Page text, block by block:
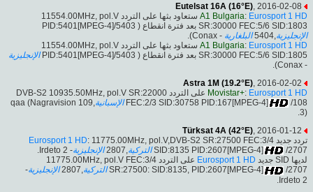
Eutelsat 16A (16°E) , 2016-02-08
A1 Bulgaria: Eurosport 1 HD
ستعاود بثها على التردد 11554.00MHz, pol.V
SR:30000 FEC:5/6 SID:1803 بعد فترة انقطاع ( PID:5401[MPEG-4]/5403
الإنجليزية
البلغارية - Conax).
A1 Bulgaria: Eurosport 1 HD
ستعاود بثها على التردد 11554.00MHz, pol.V
SR:30000 FEC:5/6 SID:1805 بعد فترة انقطاع ( PID:5401[MPEG-4]/5403
الإنجليزية
- Conax).
Astra 1M (19.2°E) , 2016-02-02
Movistar+: Eurosport 1 HD
على التردد DVB-S2 10935.50MHz, pol.V SR:22000
FEC:2/3 SID:30758 PID:167[MPEG-4]
/108 الإسبانية
,109 qaa (Nagravision
3).
Türksat 4A (42°E), 2016-01-12
تردد جديد
Eurosport 1 HD: 11775.00MHz, pol.V,DVB-S2 SR:27500 FEC:3/4
SID:8135 PID:2607[MPEG-4]
/2707 التركية,2807 الإنجليزية- Irdeto 2.
لديها SID جديد
Eurosport 1 HD
على التردد 11775.00MHz, pol.V FEC:3/4
SR:27500: SID:8135, PID:2607[MPEG-4]
/2707 التركية,2807 الإنجليزية-
Irdeto 2.